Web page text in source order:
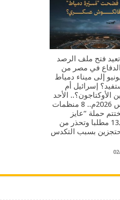
فتح ملف الرصد
والدفاع في مصر من
5 يونيو إلى ميناء دمياط
إسرائيل أم
الأوكتاجون؟.. الأحد
2 أغسطس 2026م.. 8 منظمات
حملة “عايز
أتنفس” بـ13 مطلبا وتحذر من
بسبب التكدس